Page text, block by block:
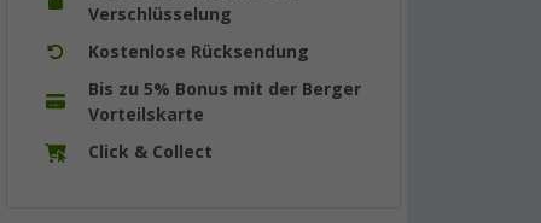
Verschlüsselung
Kostenlose Rücksendung
Bis zu 5% Bonus mit der Berger
Vorteilskarte
Click & Collect